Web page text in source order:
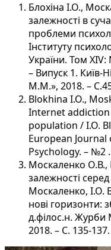
Блохіна І.О.,
залежності в
проблеми
Інституту
України. Том ХІV:
– Випуск 1.
М.М.», 2018. –
Blokhina I.O.,
Internet
population / I.O.
European
Psychology. – №2 .
Москаленко О.В.,
залежності
Москаленко, І.О.
нові горизонти:
д.філос.н. Журби
2018. – C. 135-137.